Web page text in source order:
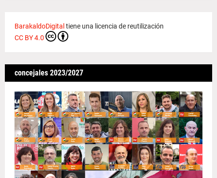
BarakaldoDigital tiene una licencia de reutilización
CC BY 4.0
concejales 2023/2027